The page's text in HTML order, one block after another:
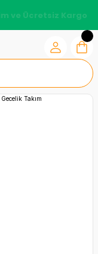
ve Ücretsiz Kargo